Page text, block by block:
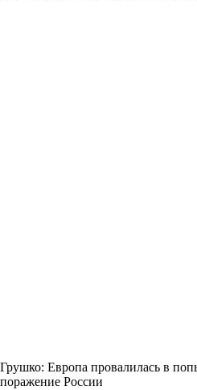
Грушко: Европа провалилась в
поражение России